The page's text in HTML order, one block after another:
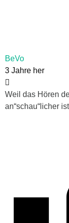
BeVo
3 Jahre her
Weil das Hören
an“schau“licher